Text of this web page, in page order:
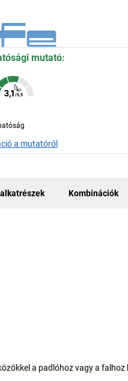
mutató:
a mutatóról
Kombinációk
a padlóhoz vagy a